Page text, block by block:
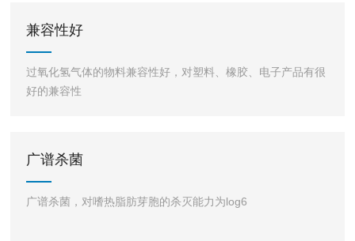
兼容性好
过氧化氢气体的物料兼容性好，对塑料、橡胶、电子产品有很
好的兼容性
广谱杀菌
广谱杀菌，对嗜热脂肪芽胞的杀灭能力为log6